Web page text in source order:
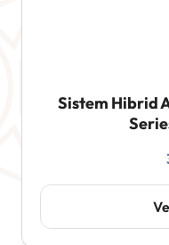
Sistem Hibrid